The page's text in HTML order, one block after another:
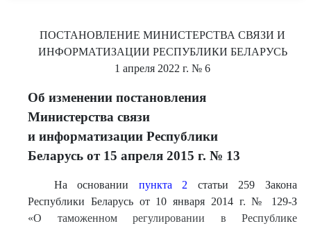
ПОСТАНОВЛЕНИЕ МИНИСТЕРСТВА СВЯЗИ И
ИНФОРМАТИЗАЦИИ РЕСПУБЛИКИ БЕЛАРУСЬ
1 апреля 2022 г. № 6
Об изменении постановления
Министерства связи
и информатизации Республики
Беларусь от 15 апреля 2015 г. № 13
На основании пункта 2 статьи 259 Закона
Республики Беларусь от 10 января 2014 г. № 129-З
«О таможенном регулировании в Республике